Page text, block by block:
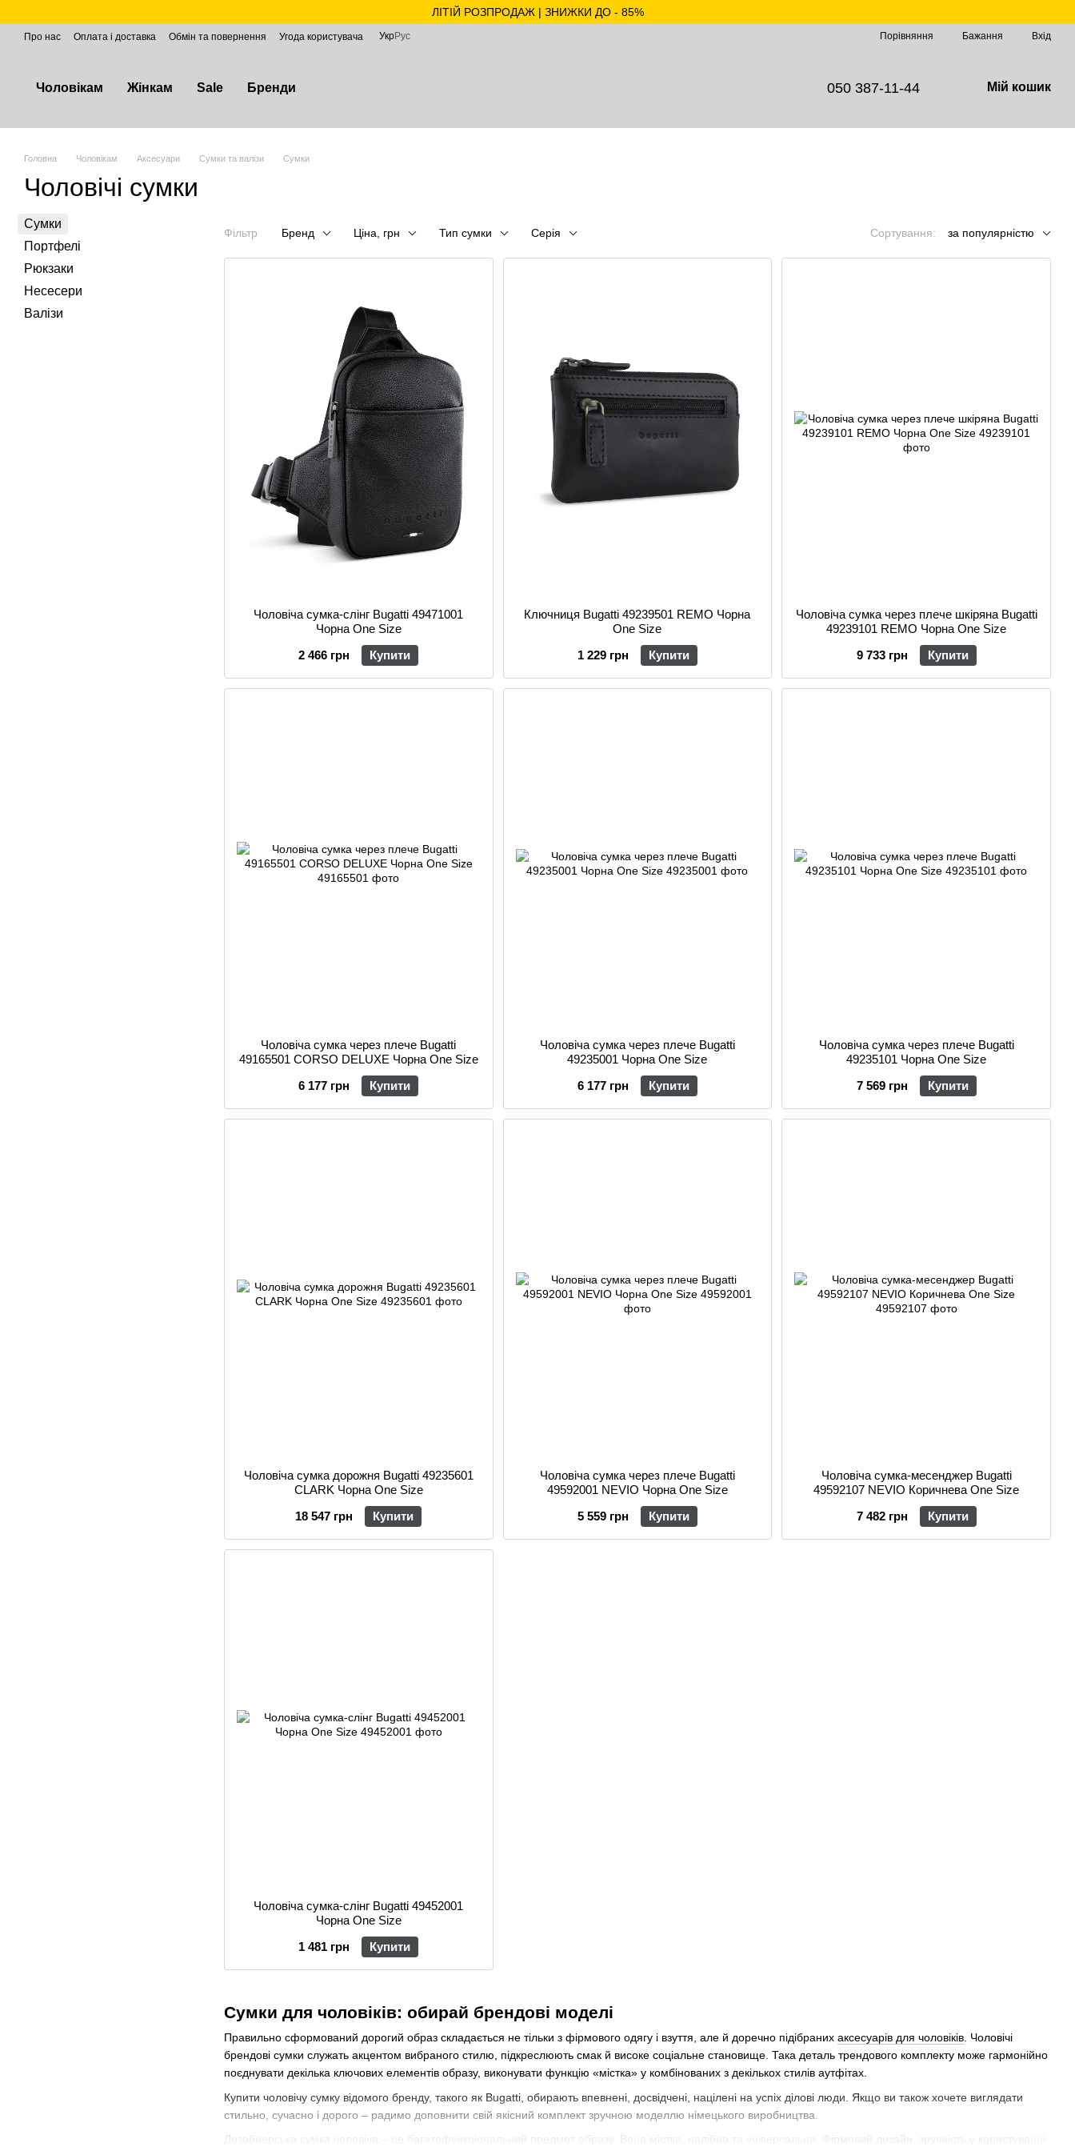
ЛІТІЙ РОЗПРОДАЖ | ЗНИЖКИ ДО - 85%
Про нас Оплата і доставка Обмін та повернення Угода користувача УкрРус Порівняння Бажання Вхід
Чоловікам Жінкам Sale Бренди 050 387-11-44 Мій кошик
Головна Чоловікам Аксесуари Сумки та валізи Сумки
Чоловічі сумки
Фільтр Бренд Ціна, грн Тип сумки Серія Сортування: за популярністю
Сумки для чоловіків: обирай брендові моделі
Правильно сформований дорогий образ складається не тільки з фірмового одягу і взуття, але й доречно підібраних аксесуарів для чоловіків. Чоловічі
брендові сумки служать акцентом вибраного стилю, підкреслюють смак й високе соціальне становище. Така деталь трендового комплекту може гармонійно
поєднувати декілька ключових елементів образу, виконувати функцію «містка» у комбінованих з декількох стилів аутфітах.
Купити чоловічу сумку відомого бренду, такого як Bugatti, обирають впевнені, досвідчені, націлені на успіх ділові люди. Якщо ви також хочете виглядати
стильно, сучасно і дорого – радимо доповнити свій якісний комплект зручною моделлю німецького виробництва.
Дизайнерська сумка чоловіча – це багатофункціональний предмет образу. Вона містка, надійна та універсальна. Фірмовий дизайн, зручність у користуванні
Чоловіча сумка-слінг Bugatti 49471001
Чорна One Size
2 466 грн
Купити
Ключниця Bugatti 49239501 REMO Чорна
One Size
1 229 грн
Купити
Чоловіча сумка через плече шкіряна Bugatti
49239101 REMO Чорна One Size
9 733 грн
Купити
Чоловіча сумка через плече Bugatti
49165501 CORSO DELUXE Чорна One Size
6 177 грн
Купити
Чоловіча сумка через плече Bugatti
49235001 Чорна One Size
6 177 грн
Купити
Чоловіча сумка через плече Bugatti
49235101 Чорна One Size
7 569 грн
Купити
Чоловіча сумка дорожня Bugatti 49235601
CLARK Чорна One Size
18 547 грн
Купити
Чоловіча сумка через плече Bugatti
49592001 NEVIO Чорна One Size
5 559 грн
Купити
Чоловіча сумка-месенджер Bugatti
49592107 NEVIO Коричнева One Size
7 482 грн
Купити
Чоловіча сумка-слінг Bugatti 49452001
Чорна One Size
1 481 грн
Купити
Сумки
Портфелі
Рюкзаки
Несесери
Валізи